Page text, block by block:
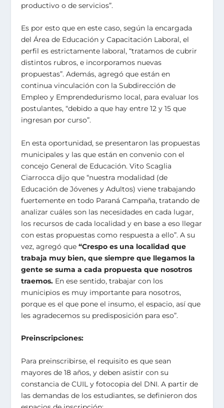
productivo o de servicios”.
Es por esto que en este caso, según la encargada
del Área de Educación y Capacitación Laboral, el
perfil es estrictamente laboral, “tratamos de cubrir
distintos rubros, e incorporamos nuevas
propuestas”. Además, agregó que están en
continua vinculación con la Subdirección de
Empleo y Emprendedurismo local, para evaluar los
postulantes, “debido a que hay entre 12 y 15 que
ingresan por curso”.
En esta oportunidad, se presentaron las propuestas
municipales y las que están en convenio con el
concejo General de Educación. Vito Scaglia
Ciarrocca dijo que “nuestra modalidad (de
Educación de Jóvenes y Adultos) viene trabajando
fuertemente en todo Paraná Campaña, tratando de
analizar cuáles son las necesidades en cada lugar,
los recursos de cada localidad y en base a eso llegar
con estas propuestas como respuesta a ello”. A su
vez, agregó que“Crespo es una localidad que
trabaja muy bien, que siempre que llegamos la
gente se suma a cada propuesta que nosotros
traemos. En ese sentido, trabajar con los
municipios es muy importante para nosotros,
porque es el que pone el insumo, el espacio, así que
les agradecemos su predisposición para eso”.
Preinscripciones:
Para preinscribirse, el requisito es que sean
mayores de 18 años, y deben asistir con su
constancia de CUIL y fotocopia del DNI. A partir de
las demandas de los estudiantes, se definieron dos